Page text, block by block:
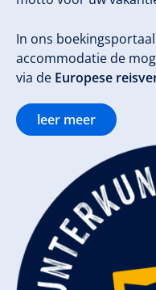
In ons
accommodatie de
via de Europese
leer meer